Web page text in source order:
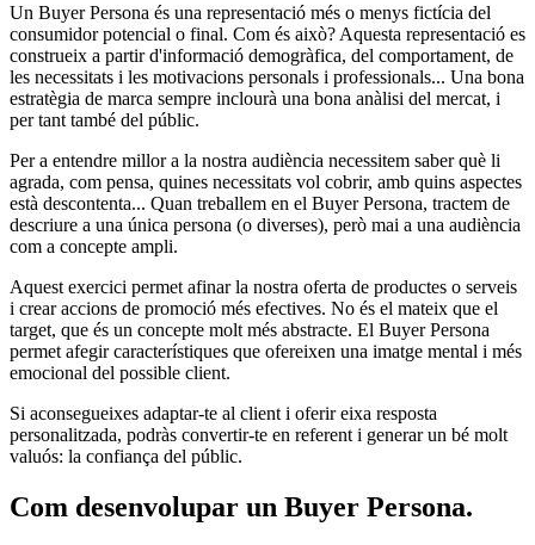
Un Buyer Persona és una representació més o menys fictícia del
consumidor potencial o final. Com és això? Aquesta representació es
construeix a partir d'informació demogràfica, del comportament, de
les necessitats i les motivacions personals i professionals... Una bona
estratègia de marca sempre inclourà una bona anàlisi del mercat, i
per tant també del públic.
Per a entendre millor a la nostra audiència necessitem saber què li
agrada, com pensa, quines necessitats vol cobrir, amb quins aspectes
està descontenta... Quan treballem en el Buyer Persona, tractem de
descriure a una única persona (o diverses), però mai a una audiència
com a concepte ampli.
Aquest exercici permet afinar la nostra oferta de productes o serveis
i crear accions de promoció més efectives. No és el mateix que el
target, que és un concepte molt més abstracte. El Buyer Persona
permet afegir característiques que ofereixen una imatge mental i més
emocional del possible client.
Si aconsegueixes adaptar-te al client i oferir eixa resposta
personalitzada, podràs convertir-te en referent i generar un bé molt
valuós: la confiança del públic.
Com desenvolupar un Buyer Persona.